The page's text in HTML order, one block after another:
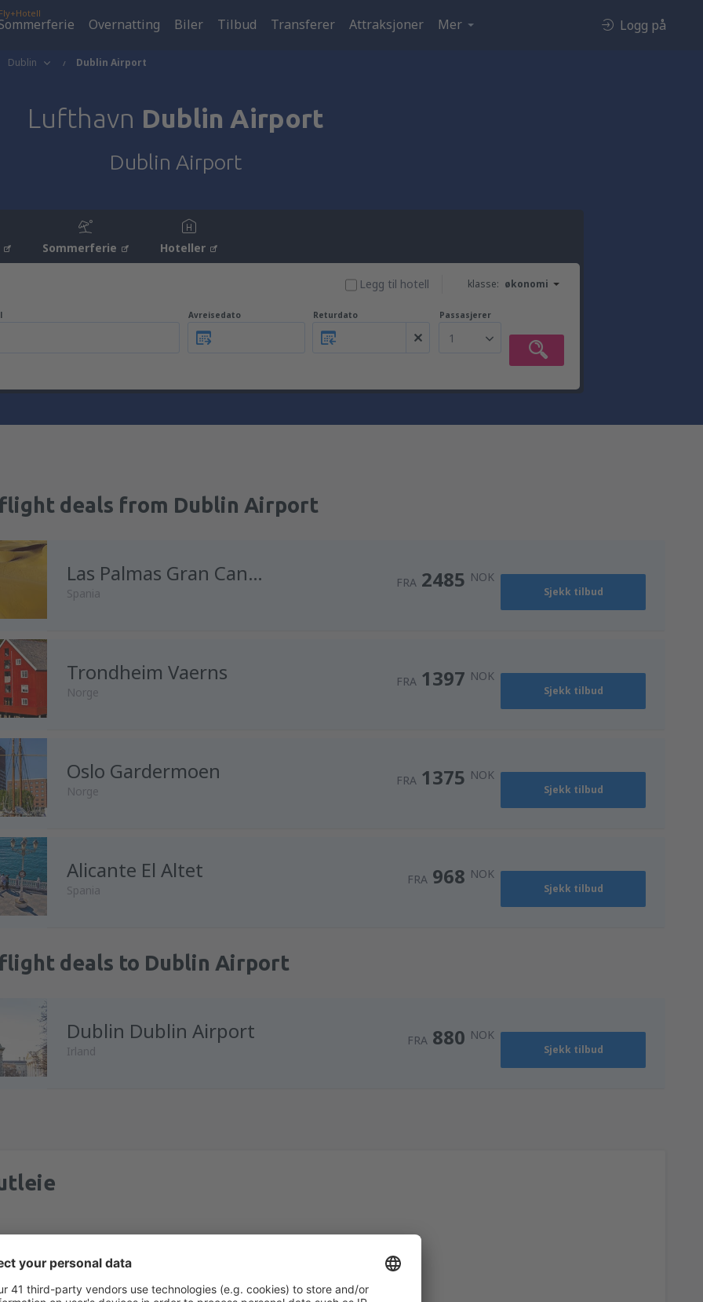
Overnatting Biler Tilbud Transferer Attraksjoner Mer Logg på
Dublin Dublin Airport
Lufthavn Dublin Airport
Dublin Airport
Sommerferie Hoteller
klasse: økonomi
Legg til hotell
Avreisedato Returdato Passasjerer
1
deals from Dublin Airport
Las Palmas Gran Canaria
Spania
FRA 2485 NOK
Sjekk tilbud
Trondheim Vaerns
Norge
FRA 1397 NOK
Sjekk tilbud
Oslo Gardermoen
Norge
FRA 1375 NOK
Sjekk tilbud
Alicante El Altet
Spania
FRA 968 NOK
Sjekk tilbud
deals to Dublin Airport
Dublin Dublin Airport
Irland
FRA 880 NOK
Sjekk tilbud